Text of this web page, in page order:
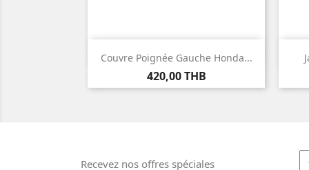
Couvre Poignée Gauche Honda...
Prix
420,00 THB
 Aperçu rapide
Recevez nos offres spéciales